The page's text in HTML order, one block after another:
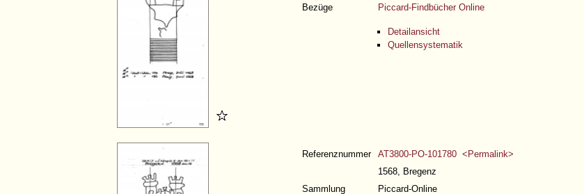
Bezüge
Piccard-Findbücher Online
Detailansicht
Quellensystematik
Referenznummer
AT3800-PO-101780 <Permalink>
1568, Bregenz
Sammlung
Piccard-Online